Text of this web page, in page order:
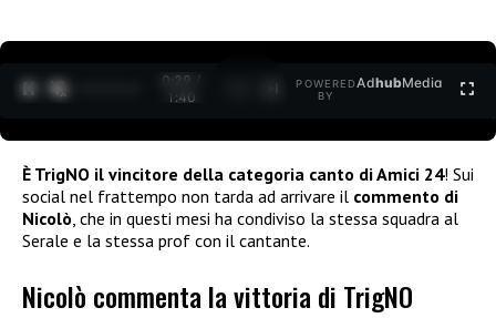
0:30 /
1:40
POWERED
BY
AdhubMedia
È TrigNO il vincitore della categoria canto di Amici 24! Sui
social nel frattempo non tarda ad arrivare il commento di
Nicolò , che in questi mesi ha condiviso la stessa squadra al
Serale e la stessa prof con il cantante.
Nicolò commenta la vittoria di TrigNO